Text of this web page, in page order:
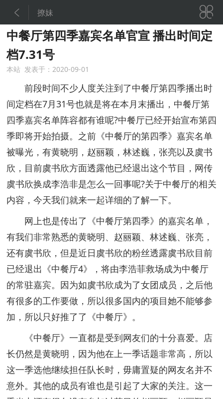
 撩妹 
中餐厅第四季嘉宾名单官宣 播出时间定
档7.31号
本站 发表于：2020-09-01
前段时间不少人度关注到了中餐厅第四季播出时
间定档在7月31号也就是将在本月末播出，中餐厅第
四季嘉宾名单阵容都有谁呢?中餐厅已经开始宣布第四
季即将开始拍摄。之前《中餐厅的第四季》嘉宾名单
被曝光，有黄晓明，赵丽颖，林述巍，张亮以及虞书
欣，目前虞书欣方面透露他已经退出这个节目，网传
虞书欣换成李浩非是怎么一回事呢?关于中餐厅的相关
内容，今天我们就来一起详细的了解一下。
网上也是传出了《中餐厅第四季》的嘉宾名单，
有我们非常熟悉的黄晓明、赵丽颖、林述巍、张亮，
还有虞书欣，但是近日虞书欣的粉丝透露虞书欣目前
已经退出《中餐厅4》，将由李浩菲救场成为中餐厅
的常驻嘉宾。因为如虞书欣成为了女团成员，之后他
有很多的工作要做，所以很多国内的项目她不能够参
加，所以只好推了了《中餐厅》。
《中餐厅》一直都是受到网友们的十分喜爱。店
长仍然是黄晓明，因为他在上一季话题非常高，所以
这一季选他继续担任队长时，毋庸置疑的网友名并不
意外。其他的成员有谁也是引起了大家的关注。这一